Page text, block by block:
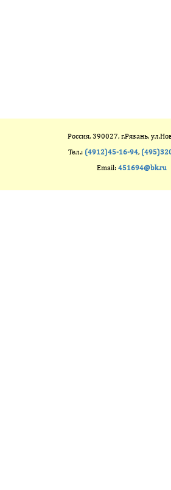
Россия, 390027, г.Рязань,
Тел.: (4912)45-16-94,
Email: 451694@bk.ru